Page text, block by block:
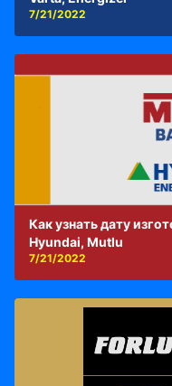
7/21/2022
Как узнать дату
Hyundai, Mutlu
7/21/2022